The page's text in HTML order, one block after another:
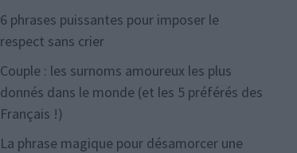
6 phrases puissantes pour imposer le
respect sans crier
Couple : les surnoms amoureux les plus
donnés dans le monde (et les 5 préférés des
Français !)
La phrase magique pour désamorcer une